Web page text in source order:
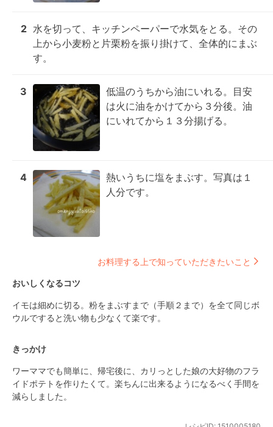
2 水を切って、キッチンペーパーで水気をとる。その
上から小麦粉と片栗粉を振り掛けて、全体的にまぶ
す。
3
低温のうちから油にいれる。目安
は火に油をかけてから３分後。油
にいれてから１３分揚げる。
4
熱いうちに塩をまぶす。写真は１
人分です。
お料理する上で知っていただきたいこと
おいしくなるコツ
イモは細めに切る。粉をまぶすまで（手順２まで）を全て同じボ
ウルですると洗い物も少なくて楽です。
きっかけ
ワーママでも簡単に、帰宅後に、カリっとした娘の大好物のフラ
イドポテトを作りたくて。楽ちんに出来るようになるべく手間を
減らしました。